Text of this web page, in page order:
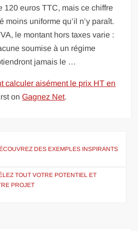
120 euros TTC, mais ce chiffre
moins uniforme qu’il n’y paraît.
le montant hors taxes varie :
soumise à un régime
jamais le …
calculer aisément le prix HT en
onGagnez Net.
DES EXEMPLES INSPIRANTS
TOUT VOTRE POTENTIEL ET
PROJET